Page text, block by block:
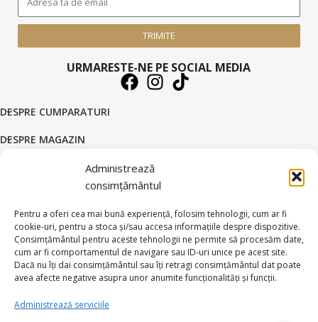
Administrează
consimțământul
Pentru a oferi cea mai bună experiență, folosim tehnologii, cum ar fi
cookie-uri, pentru a stoca și/sau accesa informațiile despre dispozitive.
Consimțământul pentru aceste tehnologii ne permite să procesăm date,
cum ar fi comportamentul de navigare sau ID-uri unice pe acest site.
Dacă nu îți dai consimțământul sau îți retragi consimțământul dat poate
avea afecte negative asupra unor anumite funcționalități și funcții.
Administrează serviciile
TRIMITE
URMARESTE-NE PE SOCIAL MEDIA
DESPRE CUMPARATURI
DESPRE MAGAZIN
DATE COMERCIALE
© 2026 BRATARI AUR - HANDMADE GOLD SILVER S.R.L.
Toate drepturile rezervate.